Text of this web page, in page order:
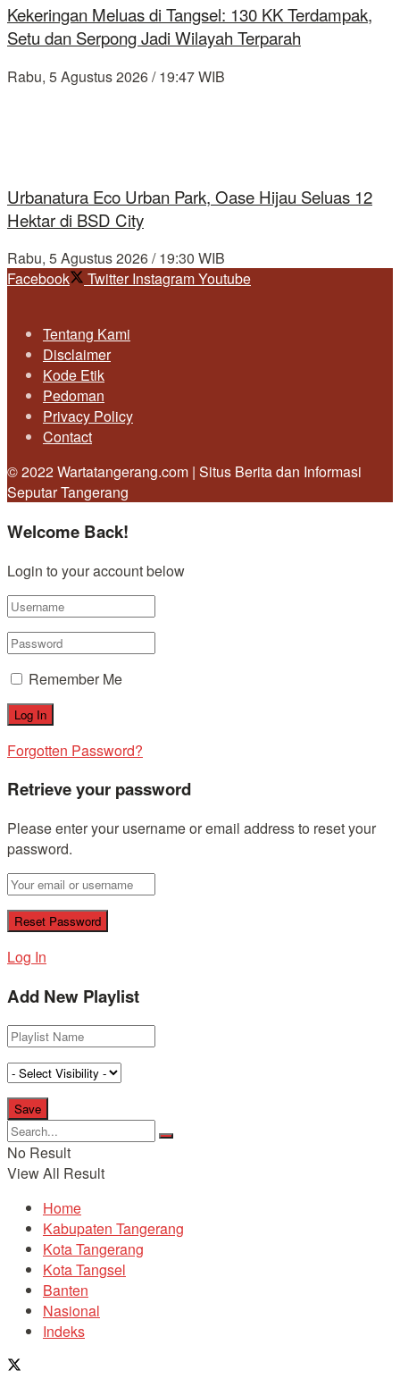
Kekeringan Meluas di Tangsel: 130 KK Terdampak,
Setu dan Serpong Jadi Wilayah Terparah
Rabu, 5 Agustus 2026 / 19:47 WIB
Urbanatura Eco Urban Park, Oase Hijau Seluas 12
Hektar di BSD City
Rabu, 5 Agustus 2026 / 19:30 WIB
Facebook
Twitter InstagramYoutube
Tentang Kami
Disclaimer
Kode Etik
Pedoman
Privacy Policy
Contact
© 2022 Wartatangerang.com | Situs Berita dan Informasi
Seputar Tangerang
Welcome Back!
Login to your account below
Remember Me
Forgotten Password?
Retrieve your password
Please enter your username or email address to reset your
password.
Log In
Add New Playlist
No Result
View All Result
Home
Kabupaten Tangerang
Kota Tangerang
Kota Tangsel
Banten
Nasional
Indeks